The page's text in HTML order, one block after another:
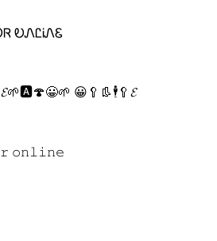
ᎧᏁᏝᎥᏁᏋ
😀🥄👢🕴🥄𝓔
𝚘𝚗𝚕𝚒𝚗𝚎